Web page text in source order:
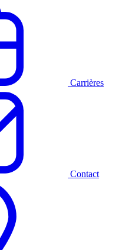
Carrières
Contact